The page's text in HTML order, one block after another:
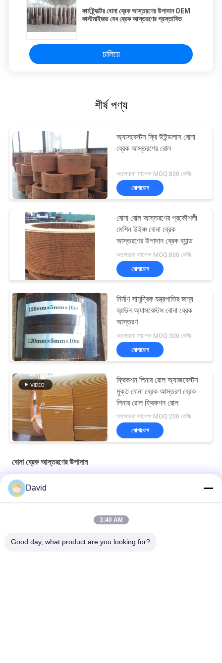
ফার্ম ট্র্যাক্টর বোনা ব্রেক আস্তরণের উপাদান OEM
কাস্টমাইজড বেধ ব্রেক আস্তরণের প্রস্তাবিত
চালিয়ে
শীর্ষ পণ্য
অ্যাসবেস্টস ফ্রি উইন্ডলাস বোনা
ব্রেক আস্তরণের রোল
আলোচনা সাপেক্ষ MOQ:800 কেজি
যোগাযোগ
বোনা রোল আস্তরণের প্রকৌশলী
মেশিন উইঞ্চ বোনা ব্রেক
আস্তরণের উপাদান ব্রেক ব্যান্ড
আলোচনা সাপেক্ষ MOQ:800 কেজি
যোগাযোগ
নির্মাণ সামুদ্রিক যন্ত্রপাতির জন্য
ব্রাউন অ্যাসবেস্টস বোনা ব্রেক
আস্তরণ
আলোচনা সাপেক্ষ MOQ:300 কেজি
যোগাযোগ
ফ্রিকশন লিনার রোল অ্যাজবেস্টস
মুক্ত বোনা ব্রেক আস্তরণ ব্রেক
লিনার রোল ফ্রিকশন রোল
আলোচনা সাপেক্ষ MOQ:200 কেজি
যোগাযোগ
বোনা ব্রেক আস্তরণের উপাদান
Drawworks Woven Brake Lining Brake Lining Roll with Brass
Wire Inside for Windlass
David
3:40 AM
Good day, what product are you looking for?